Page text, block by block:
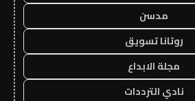
مدسن
روتانا تسويق
مجلة الابداع
نادي الترددات